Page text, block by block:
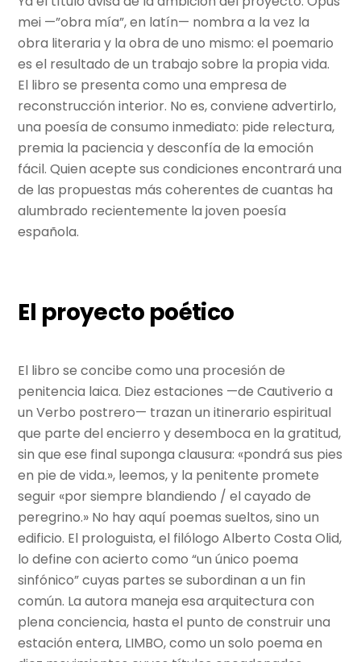
mei —”obra mía”, en latín— nombra a la vez la
obra literaria y la obra de uno mismo: el poemario
es el resultado de un trabajo sobre la propia vida.
El libro se presenta como una empresa de
reconstrucción interior. No es, conviene advertirlo,
una poesía de consumo inmediato: pide relectura,
premia la paciencia y desconfía de la emoción
fácil. Quien acepte sus condiciones encontrará una
de las propuestas más coherentes de cuantas ha
alumbrado recientemente la joven poesía
española.
El proyecto poético
El libro se concibe como una procesión de
penitencia laica. Diez estaciones —de Cautiverio a
un Verbo postrero— trazan un itinerario espiritual
que parte del encierro y desemboca en la gratitud,
sin que ese final suponga clausura: «pondrá sus pies
en pie de vida.», leemos, y la penitente promete
seguir «por siempre blandiendo / el cayado de
peregrino.» No hay aquí poemas sueltos, sino un
edificio. El prologuista, el filólogo Alberto Costa Olid,
lo define con acierto como “un único poema
sinfónico” cuyas partes se subordinan a un fin
común. La autora maneja esa arquitectura con
plena conciencia, hasta el punto de construir una
estación entera, LIMBO, como un solo poema en